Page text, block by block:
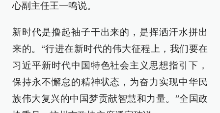
心副主任王一鸣说。
新时代是撸起袖子干出来的，是挥洒汗水拼出
来的。“行进在新时代的伟大征程上，我们要在
习近平新时代中国特色社会主义思想指引下，
保持永不懈怠的精神状态，为奋力实现中华民
族伟大复兴的中国梦贡献智慧和力量。”全国政